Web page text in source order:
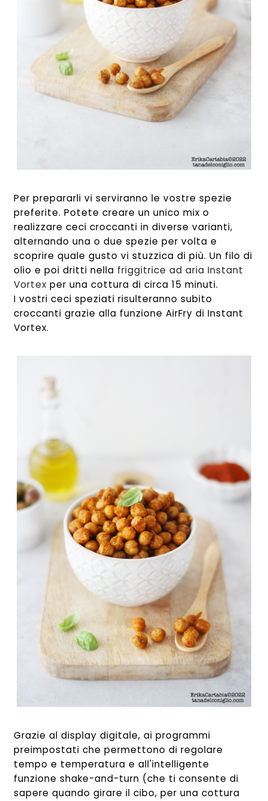
Per prepararli vi serviranno le vostre spezie
preferite. Potete creare un unico mix o
realizzare ceci croccanti in diverse varianti,
alternando una o due spezie per volta e
scoprire quale gusto vi stuzzica di più. Un filo di
olio e poi dritti nella friggitrice ad aria Instant
Vortex per una cottura di circa 15 minuti.
I vostri ceci speziati risulteranno subito
croccanti grazie alla funzione AirFry di Instant
Vortex.
Grazie al display digitale, ai programmi
preimpostati che permettono di regolare
tempo e temperatura e all'intelligente
funzione shake-and-turn (che ti consente di
sapere quando girare il cibo, per una cottura